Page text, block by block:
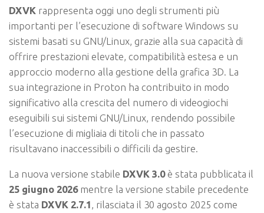
DXVK rappresenta oggi uno degli strumenti più
importanti per l’esecuzione di software Windows su
sistemi basati su GNU/Linux, grazie alla sua capacità di
offrire prestazioni elevate, compatibilità estesa e un
approccio moderno alla gestione della grafica 3D. La
sua integrazione in Proton ha contribuito in modo
significativo alla crescita del numero di videogiochi
eseguibili sui sistemi GNU/Linux, rendendo possibile
l’esecuzione di migliaia di titoli che in passato
risultavano inaccessibili o difficili da gestire.
La nuova versione stabile DXVK 3.0è stata pubblicata il
25 giugno 2026mentre la versione stabile precedente
è stata DXVK 2.7.1 , rilasciata il 30 agosto 2025 come